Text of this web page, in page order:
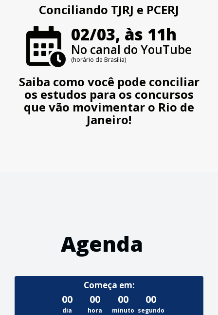
Conciliando TJRJ e PCERJ
02/03, às 11h
No canal do YouTube
(horário de Brasília)
Saiba como você pode conciliar
os estudos para os concursos
que vão movimentar o Rio de
Janeiro!
Agenda
Começa em:
00
dia
00
hora
00
minuto
00
segundo